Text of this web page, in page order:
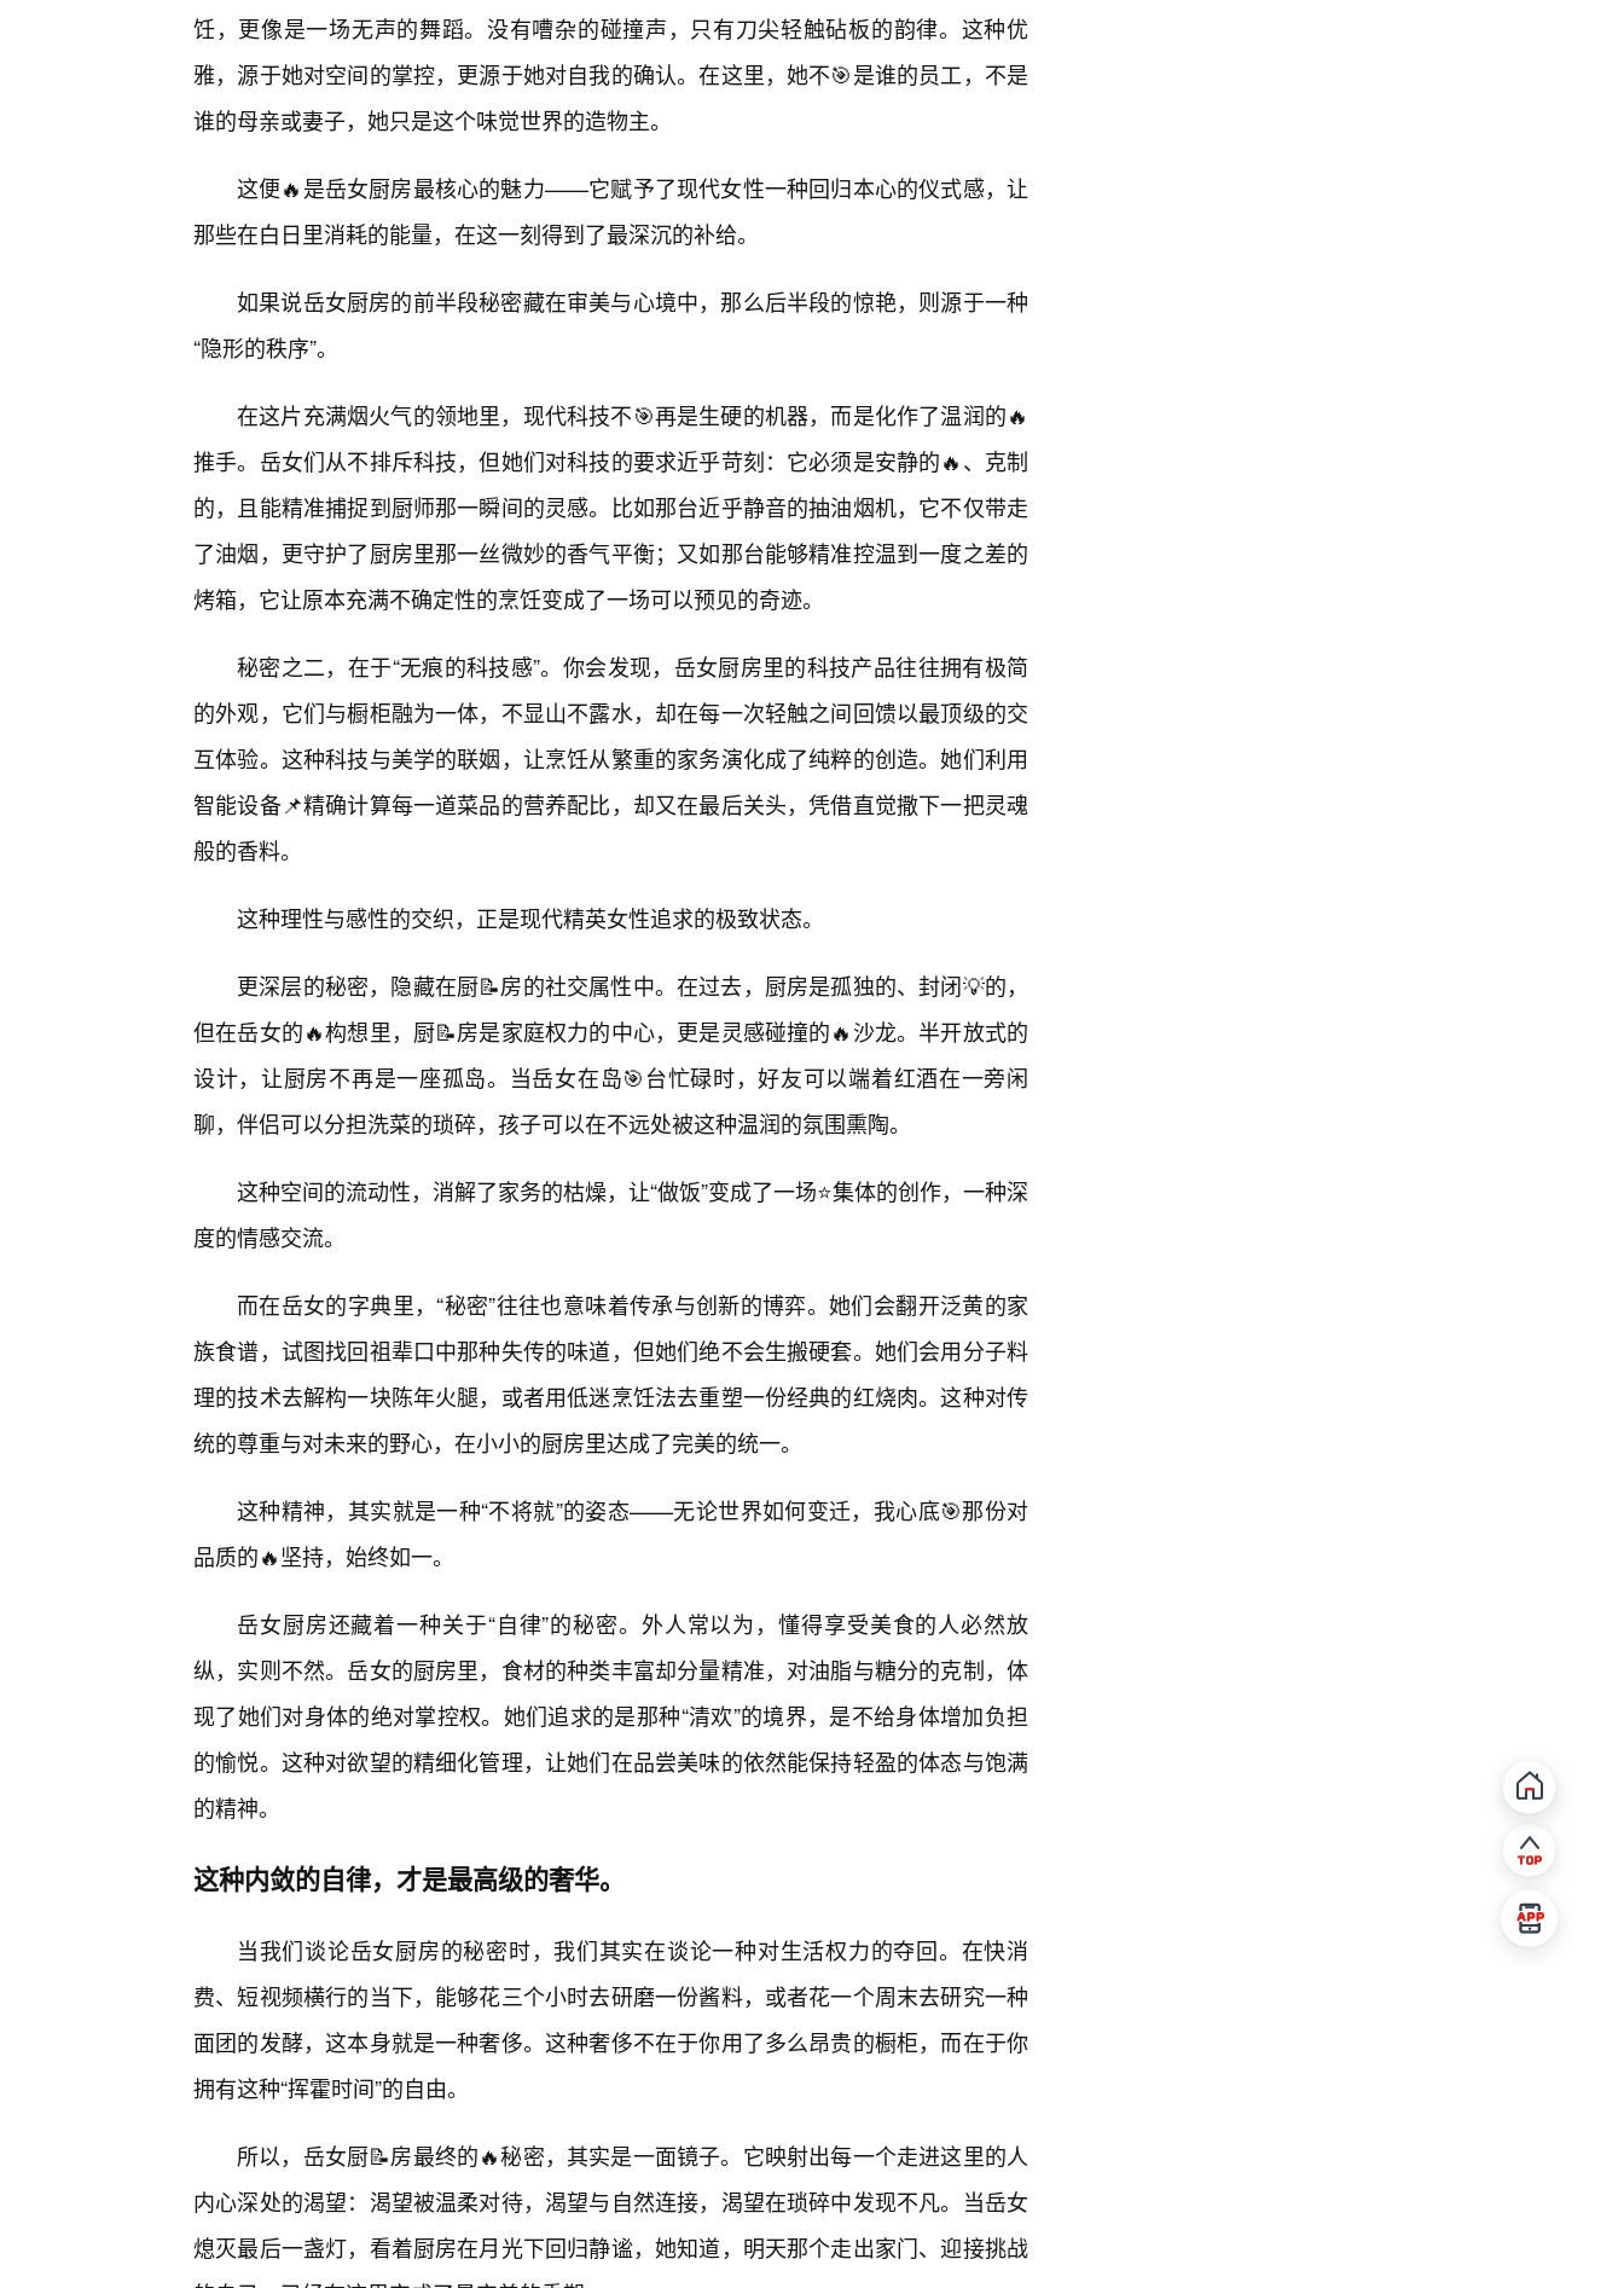
饪，更像是一场无声的舞蹈。没有嘈杂的碰撞声，只有刀尖轻触砧板的韵律。这种优
雅，源于她对空间的掌控，更源于她对自我的确认。在这里，她不🎯是谁的员工，不是
谁的母亲或妻子，她只是这个味觉世界的造物主。
这便🔥是岳女厨房最核心的魅力——它赋予了现代女性一种回归本心的仪式感，让
那些在白日里消耗的能量，在这一刻得到了最深沉的补给。
如果说岳女厨房的前半段秘密藏在审美与心境中，那么后半段的惊艳，则源于一种
“隐形的秩序”。
在这片充满烟火气的领地里，现代科技不🎯再是生硬的机器，而是化作了温润的🔥
推手。岳女们从不排斥科技，但她们对科技的要求近乎苛刻：它必须是安静的🔥、克制
的，且能精准捕捉到厨师那一瞬间的灵感。比如那台近乎静音的抽油烟机，它不仅带走
了油烟，更守护了厨房里那一丝微妙的香气平衡；又如那台能够精准控温到一度之差的
烤箱，它让原本充满不确定性的烹饪变成了一场可以预见的奇迹。
秘密之二，在于“无痕的科技感”。你会发现，岳女厨房里的科技产品往往拥有极简
的外观，它们与橱柜融为一体，不显山不露水，却在每一次轻触之间回馈以最顶级的交
互体验。这种科技与美学的联姻，让烹饪从繁重的家务演化成了纯粹的创造。她们利用
智能设备📌精确计算每一道菜品的营养配比，却又在最后关头，凭借直觉撒下一把灵魂
般的香料。
这种理性与感性的交织，正是现代精英女性追求的极致状态。
更深层的秘密，隐藏在厨📝房的社交属性中。在过去，厨房是孤独的、封闭💡的，
但在岳女的🔥构想里，厨📝房是家庭权力的中心，更是灵感碰撞的🔥沙龙。半开放式的
设计，让厨房不再是一座孤岛。当岳女在岛🎯台忙碌时，好友可以端着红酒在一旁闲
聊，伴侣可以分担洗菜的琐碎，孩子可以在不远处被这种温润的氛围熏陶。
这种空间的流动性，消解了家务的枯燥，让“做饭”变成了一场⭐集体的创作，一种深
度的情感交流。
而在岳女的字典里，“秘密”往往也意味着传承与创新的博弈。她们会翻开泛黄的家
族食谱，试图找回祖辈口中那种失传的味道，但她们绝不会生搬硬套。她们会用分子料
理的技术去解构一块陈年火腿，或者用低迷烹饪法去重塑一份经典的红烧肉。这种对传
统的尊重与对未来的野心，在小小的厨房里达成了完美的统一。
这种精神，其实就是一种“不将就”的姿态——无论世界如何变迁，我心底🎯那份对
品质的🔥坚持，始终如一。
岳女厨房还藏着一种关于“自律”的秘密。外人常以为，懂得享受美食的人必然放
纵，实则不然。岳女的厨房里，食材的种类丰富却分量精准，对油脂与糖分的克制，体
现了她们对身体的绝对掌控权。她们追求的是那种“清欢”的境界，是不给身体增加负担
的愉悦。这种对欲望的精细化管理，让她们在品尝美味的依然能保持轻盈的体态与饱满
的精神。
这种内敛的自律，才是最高级的奢华。
当我们谈论岳女厨房的秘密时，我们其实在谈论一种对生活权力的夺回。在快消
费、短视频横行的当下，能够花三个小时去研磨一份酱料，或者花一个周末去研究一种
面团的发酵，这本身就是一种奢侈。这种奢侈不在于你用了多么昂贵的橱柜，而在于你
拥有这种“挥霍时间”的自由。
所以，岳女厨📝房最终的🔥秘密，其实是一面镜子。它映射出每一个走进这里的人
内心深处的渴望：渴望被温柔对待，渴望与自然连接，渴望在琐碎中发现不凡。当岳女
熄灭最后一盏灯，看着厨房在月光下回归静谧，她知道，明天那个走出家门、迎接挑战